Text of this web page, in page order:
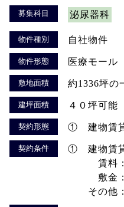
募集科目 泌尿器科
物件種別 自社物件
物件形態 医療モール
敷地面積 約1336坪の
建坪面積 ４０坪可能
契約形態 ① 建物賃貸
契約条件
① 建物賃貸
賃料：
敷金：
その他：